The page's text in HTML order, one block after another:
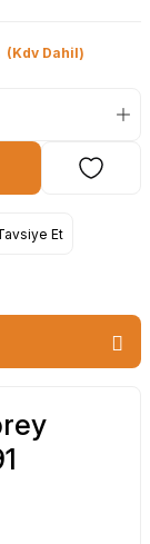
(Kdv Dahil)
Et